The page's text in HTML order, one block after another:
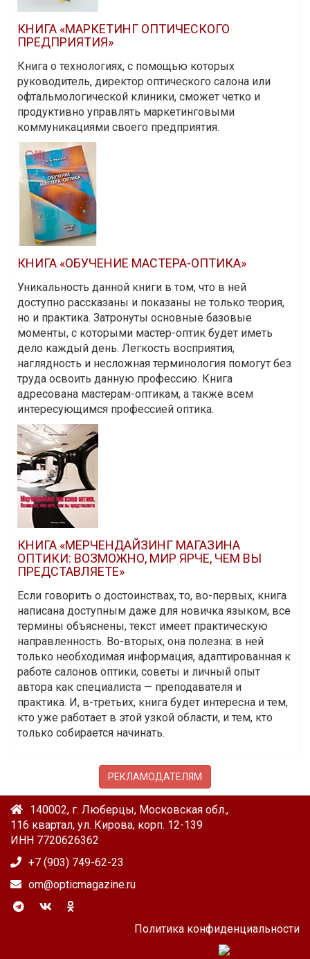
КНИГА «МАРКЕТИНГ ОПТИЧЕСКОГО
ПРЕДПРИЯТИЯ»
Книга о технологиях, с помощью которых
руководитель, директор оптического салона или
офтальмологической клиники, сможет четко и
продуктивно управлять маркетинговыми
коммуникациями своего предприятия.
КНИГА «ОБУЧЕНИЕ МАСТЕРА-ОПТИКА»
Уникальность данной книги в том, что в ней
доступно рассказаны и показаны не только теория,
но и практика. Затронуты основные базовые
моменты, с которыми мастер-оптик будет иметь
дело каждый день. Легкость восприятия,
наглядность и несложная терминология помогут без
труда освоить данную профессию. Книга
адресована мастерам-оптикам, а также всем
интересующимся профессией оптика.
КНИГА «МЕРЧЕНДАЙЗИНГ МАГАЗИНА
ОПТИКИ: ВОЗМОЖНО, МИР ЯРЧЕ, ЧЕМ ВЫ
ПРЕДСТАВЛЯЕТЕ»
Если говорить о достоинствах, то, во-первых, книга
написана доступным даже для новичка языком, все
термины объяснены, текст имеет практическую
направленность. Во-вторых, она полезна: в ней
только необходимая информация, адаптированная к
работе салонов оптики, советы и личный опыт
автора как специалиста — преподавателя и
практика. И, в-третьих, книга будет интересна и тем,
кто уже работает в этой узкой области, и тем, кто
только собирается начинать.
РЕКЛАМОДАТЕЛЯМ
140002, г. Люберцы, Московская обл.,
116 квартал, ул. Кирова, корп. 12-139
ИНН 7720626362
+7 (903) 749-62-23
om@opticmagazine.ru
Политика конфиденциальности